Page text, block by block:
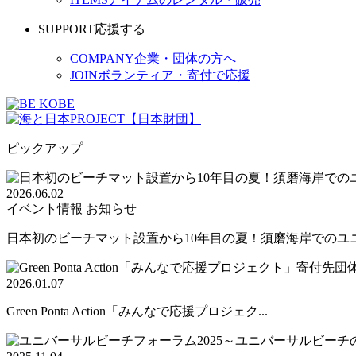
SUPPORT応援する
COMPANY企業・団体の方へ
JOINボランティア・寄付で応援
ピックアップ
2026.06.02
イベント情報 お知らせ
日本初のビーチマット設置から10年目の夏！須磨海岸でのユ
2026.01.07
Green Ponta Action「みんなで応援プロジェク...